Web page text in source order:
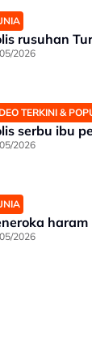
rusuhan
2026
TERKINI &
serbu ibu
2026
2026